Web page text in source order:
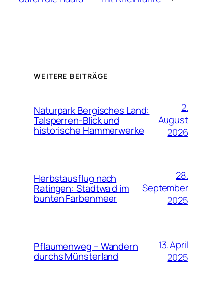
WEITERE BEITRÄGE
Naturpark Bergisches Land:
Talsperren-Blick und
historische Hammerwerke
2.
August
2026
Herbstausflug nach
Ratingen: Stadtwald im
bunten Farbenmeer
28.
September
2025
Pflaumenweg – Wandern
durchs Münsterland
13. April
2025